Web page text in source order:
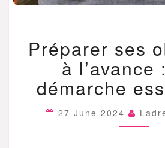
SES
À
:
Préparer ses
à l’avance
démarche
27 June 2024